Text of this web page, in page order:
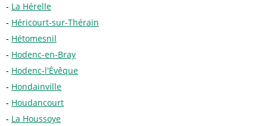
La Hérelle
Héricourt-sur-Thérain
Hétomesnil
Hodenc-en-Bray
Hodenc-l'Évêque
Hondainville
Houdancourt
La Houssoye